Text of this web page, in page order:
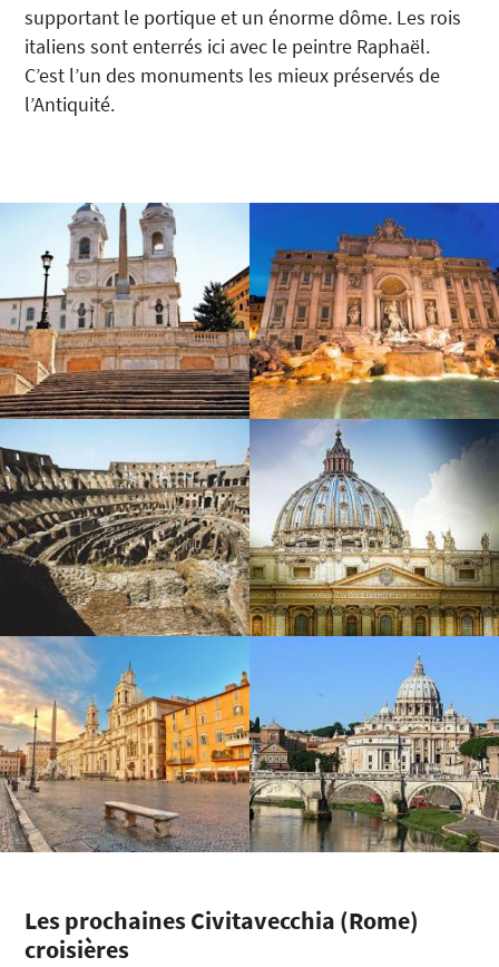
supportant le portique et un énorme dôme. Les rois
italiens sont enterrés ici avec le peintre Raphaël.
C’est l’un des monuments les mieux préservés de
l’Antiquité.
Les prochaines Civitavecchia (Rome)
croisières